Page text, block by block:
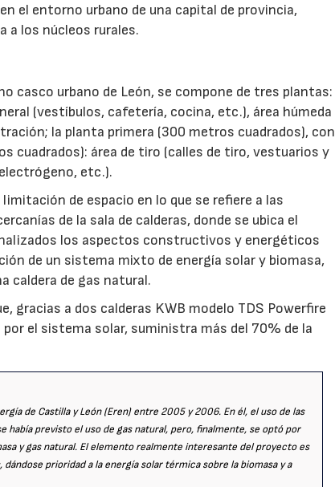
el entorno urbano de una capital de provincia,
a los núcleos rurales.
casco urbano de León, se compone de tres plantas:
(vestíbulos, cafetería, cocina, etc.), área húmeda
la planta primera (300 metros cuadrados), con
cuadrados): área de tiro (calles de tiro, vestuarios y
etc.).
de espacio en lo que se refiere a las
de la sala de calderas, donde se ubica el
los aspectos constructivos y energéticos
de un sistema mixto de energía solar y biomasa,
caldera de gas natural.
gracias a dos calderas KWB modelo TDS Powerfire
el sistema solar, suministra más del 70% de la
de Castilla y León (Eren) entre 2005 y 2006. En él, el uso de las
previsto el uso de gas natural, pero, finalmente, se optó por
y gas natural. El elemento realmente interesante del proyecto es
prioridad a la energía solar térmica sobre la biomasa y a